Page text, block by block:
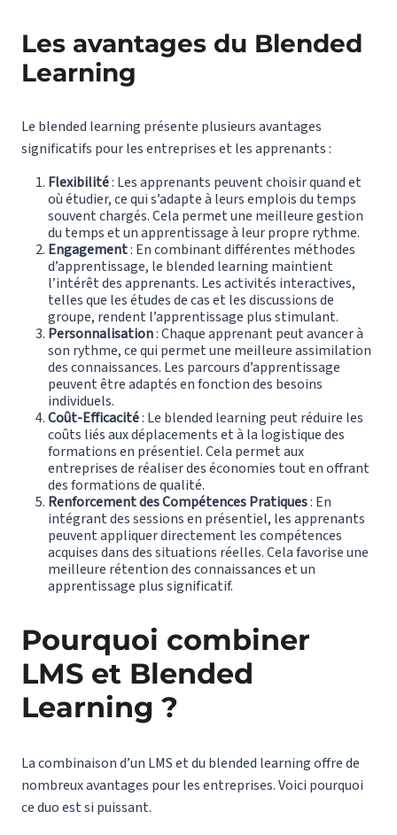
Les avantages du Blended
Learning
Le blended learning présente plusieurs avantages
significatifs pour les entreprises et les apprenants :
Flexibilité: Les apprenants peuvent choisir quand et
où étudier, ce qui s’adapte à leurs emplois du temps
souvent chargés. Cela permet une meilleure gestion
du temps et un apprentissage à leur propre rythme.
Engagement: En combinant différentes méthodes
d’apprentissage, le blended learning maintient
l’intérêt des apprenants. Les activités interactives,
telles que les études de cas et les discussions de
groupe, rendent l’apprentissage plus stimulant.
Personnalisation: Chaque apprenant peut avancer à
son rythme, ce qui permet une meilleure assimilation
des connaissances. Les parcours d’apprentissage
peuvent être adaptés en fonction des besoins
individuels.
Coût-Efficacité: Le blended learning peut réduire les
coûts liés aux déplacements et à la logistique des
formations en présentiel. Cela permet aux
entreprises de réaliser des économies tout en offrant
des formations de qualité.
Renforcement des Compétences Pratiques: En
intégrant des sessions en présentiel, les apprenants
peuvent appliquer directement les compétences
acquises dans des situations réelles. Cela favorise une
meilleure rétention des connaissances et un
apprentissage plus significatif.
Pourquoi combiner
LMS et Blended
Learning ?
La combinaison d’un LMS et du blended learning offre de
nombreux avantages pour les entreprises. Voici pourquoi
ce duo est si puissant.